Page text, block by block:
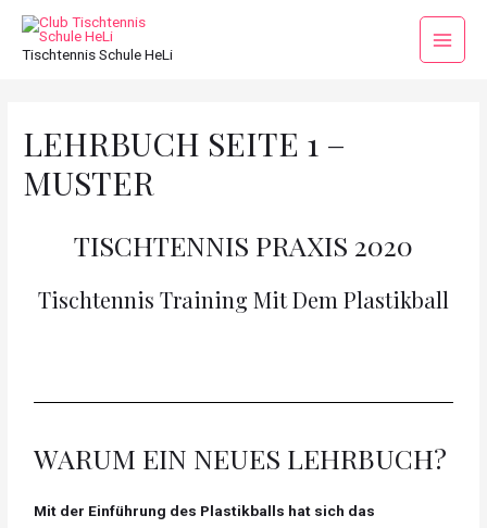
Tischtennis Schule HeLi
LEHRBUCH SEITE 1 –
MUSTER
TISCHTENNIS PRAXIS 2020
Tischtennis Training Mit Dem Plastikball
WARUM EIN NEUES LEHRBUCH?
Mit der Einführung des Plastikballs hat sich das